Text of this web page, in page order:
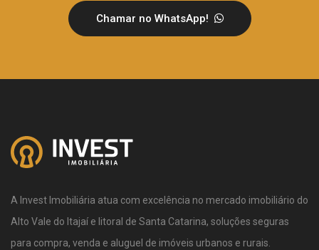
Chamar no WhatsApp!
A Invest Imobiliária atua com excelência no mercado imobiliário do
Alto Vale do Itajaí e litoral de Santa Catarina, soluções seguras
para compra, venda e aluguel de imóveis urbanos e rurais.